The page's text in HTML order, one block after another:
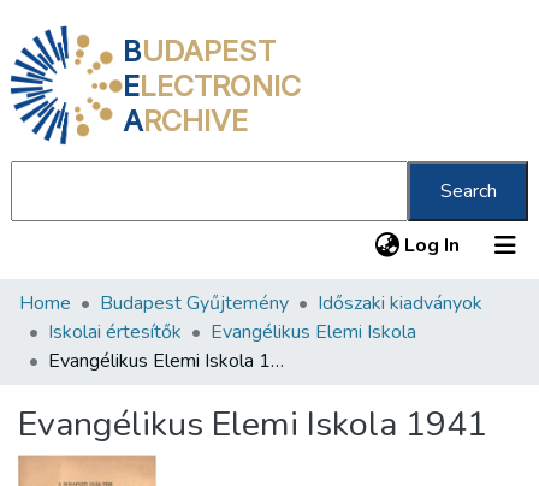
BUDAPEST
ELECTRONIC
ARCHIVE
Search
Log In (current)
Communities & Collections
All of DSpace
About us
Home Budapest Gyűjtemény
Időszaki kiadványok
Iskolai értesítők
Evangélikus Elemi Iskola
Evangélikus Elemi Iskola 1941
Evangélikus Elemi Iskola 1941